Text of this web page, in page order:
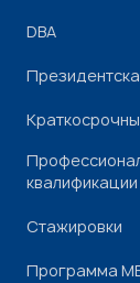
DBA
квалификации
Стажировки
Программа